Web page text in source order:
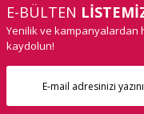
E-BÜLTEN
Yenilik ve kampanyalardan
kaydolun!